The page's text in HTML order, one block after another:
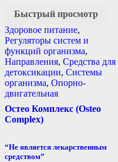
Быстрый просмотр
Здоровое питание,
Регуляторы систем и
функций организма,
Направления, Средства для
детоксикации, Системы
организма, Опорно-
двигательная
Остео Комплекс (Osteo
Complex)
“Не является лекарственным
средством”